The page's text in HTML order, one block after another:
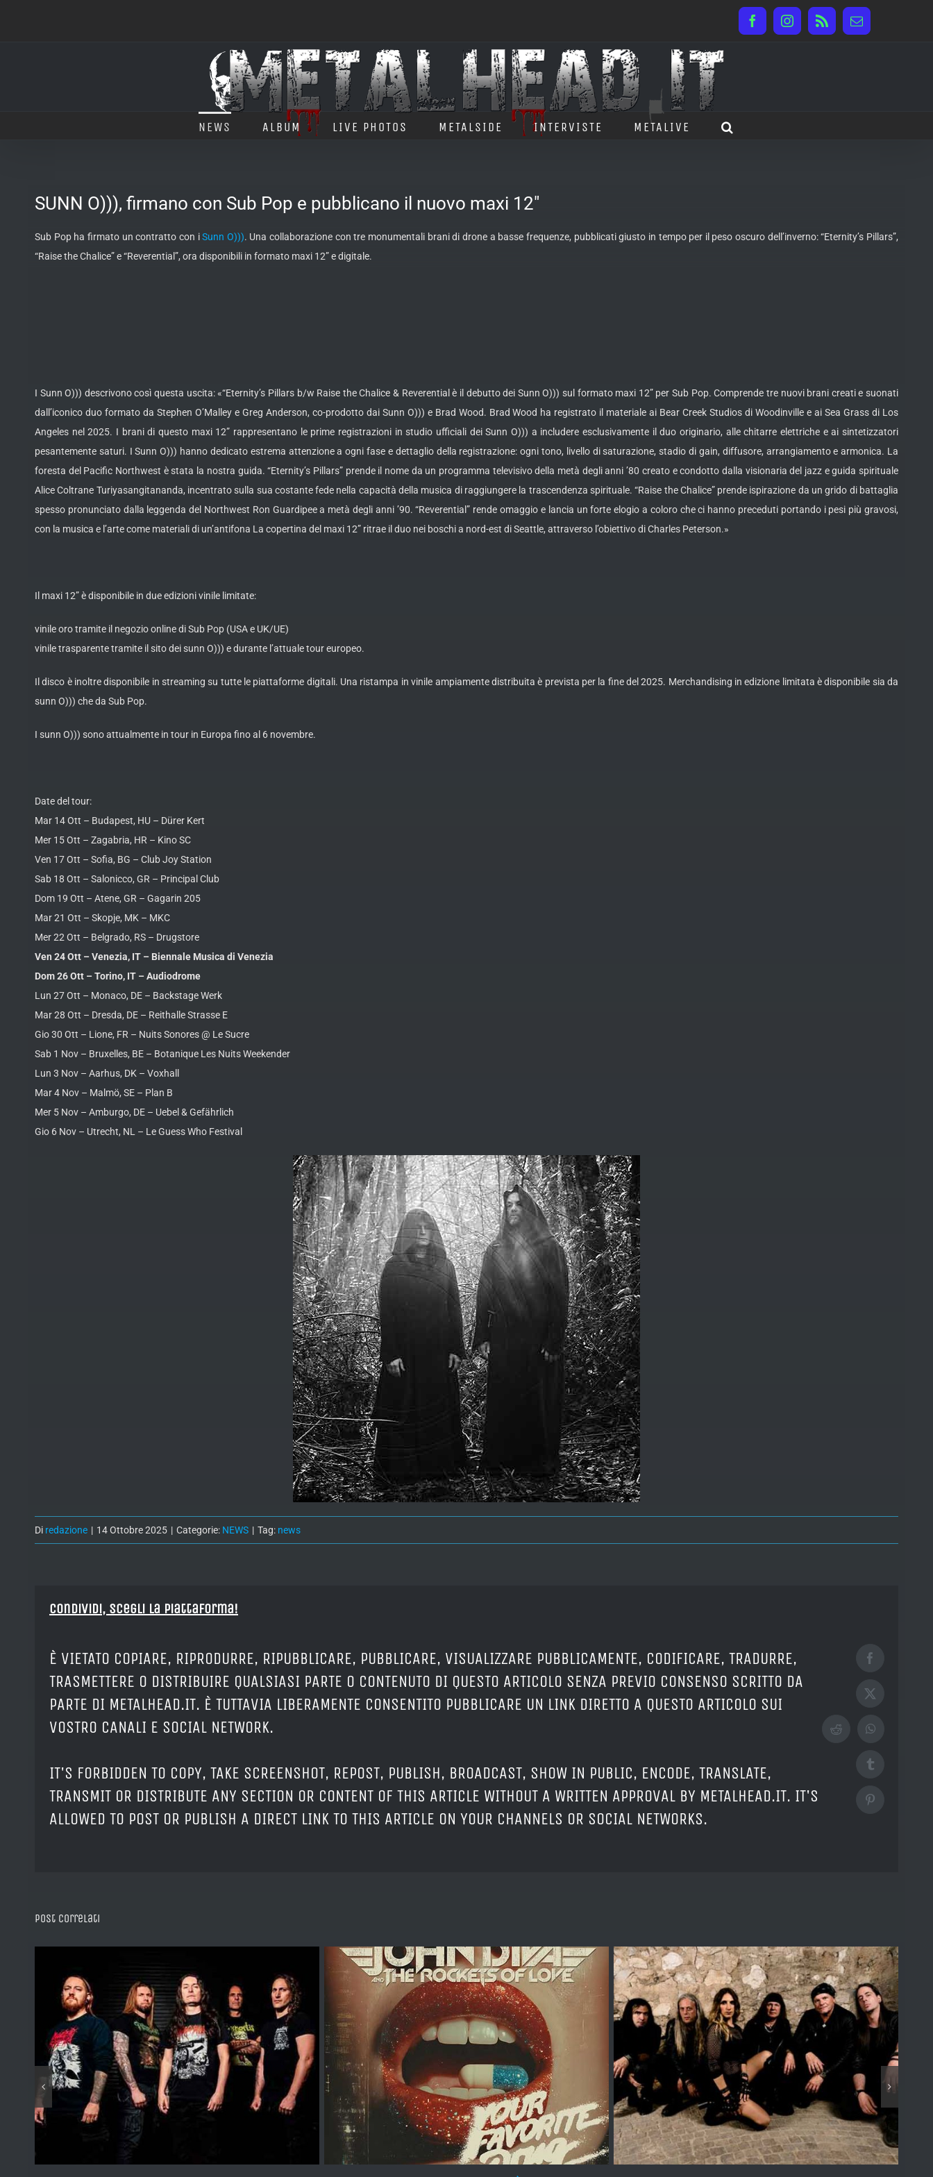
FacebookInstagram
Rss Email
NEWS ALBUM LIVE PHOTOS METALSIDE INTERVISTE METALIVE
SUNN O))), firmano con Sub Pop e pubblicano il nuovo maxi 12″
Sub Pop ha firmato un contratto con iSunn O))). Una collaborazione con tre monumentali brani di drone a basse frequenze, pubblicati giusto in tempo per il peso oscuro dell’inverno: “Eternity’s Pillars”,
“Raise the Chalice” e “Reverential”, ora disponibili in formato maxi 12” edigitale.
I Sunn O))) descrivono così questa uscita: «“Eternity’s Pillars b/w Raise the Chalice & Reverential è il debutto dei Sunn O))) sul formato maxi 12” per Sub Pop. Comprende tre nuovi brani creati e suonati
dall’iconico duo formato da Stephen O’Malley e Greg Anderson, co-prodotto dai Sunn O))) e Brad Wood. Brad Wood ha registrato il materiale ai Bear Creek Studios di Woodinville e ai Sea Grass di Los
Angeles nel 2025. I brani di questo maxi 12” rappresentano le prime registrazioni in studio ufficiali dei Sunn O))) a includere esclusivamente il duo originario, alle chitarre elettriche e ai sintetizzatori
pesantemente saturi. I Sunn O))) hanno dedicato estrema attenzione a ogni fase e dettaglio della registrazione: ogni tono, livello di saturazione, stadio di gain, diffusore, arrangiamento e armonica. La
foresta del Pacific Northwest è stata la nostra guida. “Eternity’s Pillars” prende il nome da un programma televisivo della metà degli anni ’80 creato e condotto dalla visionaria del jazz e guida spirituale
Alice Coltrane Turiyasangitananda, incentrato sulla sua costante fede nella capacità della musica di raggiungere la trascendenza spirituale. “Raise the Chalice” prende ispirazione da un grido di battaglia
spesso pronunciato dalla leggenda del Northwest Ron Guardipee a metà degli anni ’90. “Reverential” rende omaggio e lancia un forte elogio a coloro che ci hanno preceduti portando i pesi più gravosi,
con la musica e l’arte come materiali di un’antifona La copertina del maxi 12” ritrae il duo nei boschi a nord-est di Seattle, attraverso l’obiettivo di Charles Peterson.»
Il maxi 12” è disponibile in due edizioni vinile limitate:
vinile oro tramite il negozio online di Sub Pop (USA e UK/UE)
vinile trasparente tramite il sito dei sunn O))) e durante l’attuale tour europeo.
Il disco è inoltre disponibile in streaming su tutte le piattaforme digitali. Una ristampa in vinile ampiamente distribuita è prevista per la fine del 2025. Merchandising in edizione limitata è disponibile sia da
sunn O))) che da Sub Pop.
I sunn O))) sono attualmente in tour in Europa fino al 6 novembre.
Date del tour:
Mar 14 Ott – Budapest, HU – Dürer Kert
Mer 15 Ott – Zagabria, HR – Kino SC
Ven 17 Ott – Sofia, BG – Club Joy Station
Sab 18 Ott – Salonicco, GR – Principal Club
Dom 19 Ott – Atene, GR – Gagarin 205
Mar 21 Ott – Skopje, MK – MKC
Mer 22 Ott – Belgrado, RS – Drugstore
Ven 24 Ott – Venezia, IT – Biennale Musica di Venezia
Dom 26 Ott – Torino, IT – Audiodrome
Lun 27 Ott – Monaco, DE – Backstage Werk
Mar 28 Ott – Dresda, DE – Reithalle Strasse E
Gio 30 Ott – Lione, FR – Nuits Sonores @ Le Sucre
Sab 1 Nov – Bruxelles, BE – Botanique Les Nuits Weekender
Lun 3 Nov – Aarhus, DK – Voxhall
Mar 4 Nov – Malmö, SE – Plan B
Mer 5 Nov – Amburgo, DE – Uebel & Gefährlich
Gio 6 Nov – Utrecht, NL – Le Guess Who Festival
Di redazione | 14 Ottobre 2025 | Categorie: NEWS | Tag: news
Condividi, Scegli la piattaforma!
È VIETATO COPIARE, RIPRODURRE, RIPUBBLICARE, PUBBLICARE, VISUALIZZARE PUBBLICAMENTE, CODIFICARE, TRADURRE,
TRASMETTERE O DISTRIBUIRE QUALSIASI PARTE O CONTENUTO DI QUESTO ARTICOLO SENZA PREVIO CONSENSO SCRITTO DA
PARTE DI METALHEAD.IT. È TUTTAVIA LIBERAMENTE CONSENTITO PUBBLICARE UN LINK DIRETTO A QUESTO ARTICOLO SUI
VOSTRO CANALI E SOCIAL NETWORK.
IT'S FORBIDDEN TO COPY, TAKE SCREENSHOT, REPOST, PUBLISH, BROADCAST, SHOW IN PUBLIC, ENCODE, TRANSLATE,
TRANSMIT OR DISTRIBUTE ANY SECTION OR CONTENT OF THIS ARTICLE WITHOUT A WRITTEN APPROVAL BY METALHEAD.IT. IT'S
ALLOWED TO POST OR PUBLISH A DIRECT LINK TO THIS ARTICLE ON YOUR CHANNELS OR SOCIAL NETWORKS.
Facebook
X
RedditWhatsApp
Tumblr
Pinterest
Post correlati